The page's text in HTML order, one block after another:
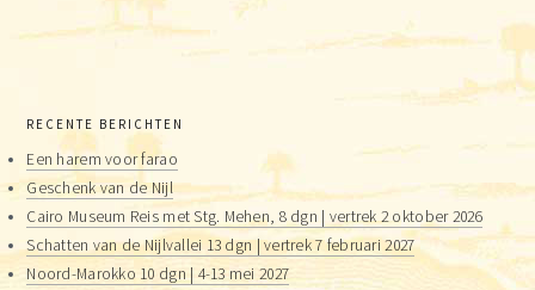
RECENTE BERICHTEN
Een harem voor farao
Geschenk van de Nijl
Cairo Museum Reis met Stg. Mehen, 8 dgn | vertrek 2 oktober 2026
Schatten van de Nijlvallei 13 dgn | vertrek 7 februari 2027
Noord-Marokko 10 dgn | 4-13 mei 2027